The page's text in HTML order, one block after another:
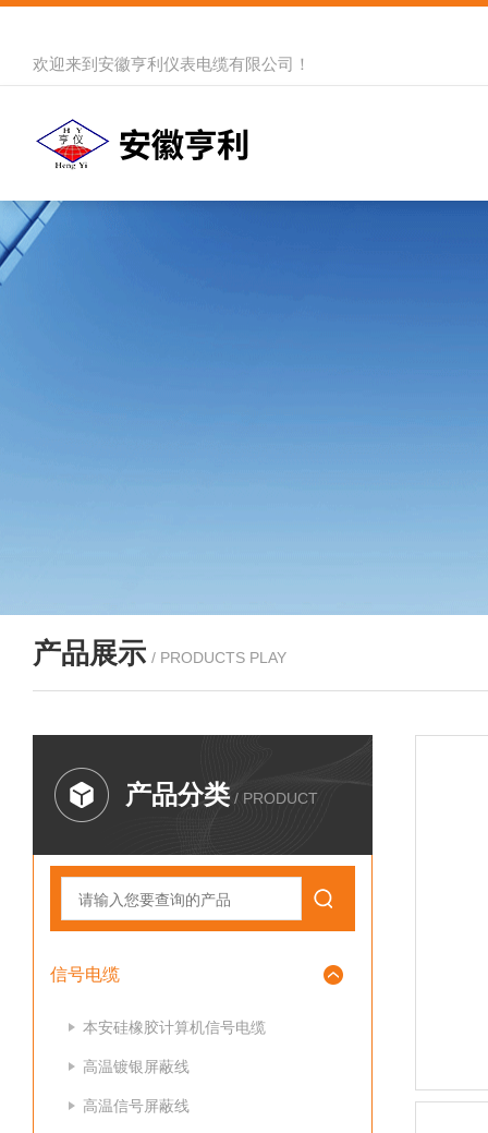
欢迎来到 安徽亨利仪表电缆有限公司 ！
产品展示 / PRODUCTS PLAY
产品分类 / PRODUCT
信号电缆
本安硅橡胶计算机信号电缆
高温镀银屏蔽线
高温信号屏蔽线